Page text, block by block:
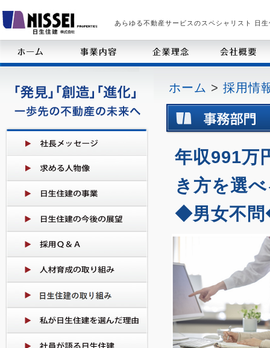
あらゆる不動産サービスのスペシャリスト 日
ホーム > 採用情
年収991万
き方を選
◆男女不